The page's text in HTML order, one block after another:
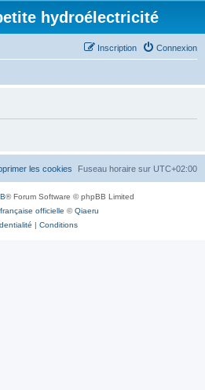
hydroélectricité
Connexion
Inscription
Fuseau horaire sur UTC+02:00
les cookies
® Forum Software © phpBB Limited
officielle ©Qiaeru
| Conditions